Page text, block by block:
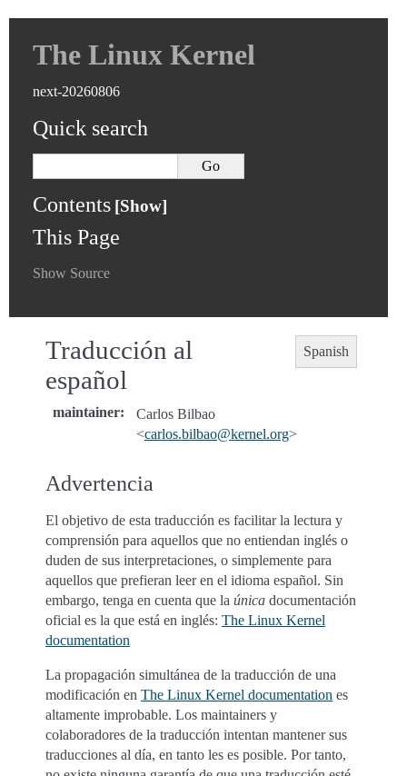
The Linux Kernel
next-20260806
Quick search
Contents
This Page
Show Source
Spanish
Traducción al
español
maintainer:
Carlos Bilbao
<carlos.bilbao@kernel.org>
Advertencia
El objetivo de esta traducción es facilitar la lectura y
comprensión para aquellos que no entiendan inglés o
duden de sus interpretaciones, o simplemente para
aquellos que prefieran leer en el idioma español. Sin
embargo, tenga en cuenta que la única documentación
oficial es la que está en inglés: The Linux Kernel
documentation
La propagación simultánea de la traducción de una
modificación en The Linux Kernel documentation es
altamente improbable. Los maintainers y
colaboradores de la traducción intentan mantener sus
traducciones al día, en tanto les es posible. Por tanto,